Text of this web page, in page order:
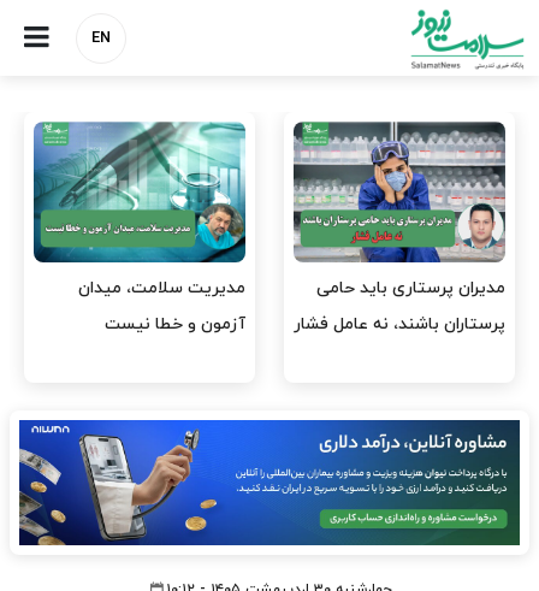
EN
وقت وزیر بهداشت باید صرف
افتتاح پروژه‌ها شود؟
واردات دارو و کالاهای اساسی
باید در اولویت تخصیص ارز